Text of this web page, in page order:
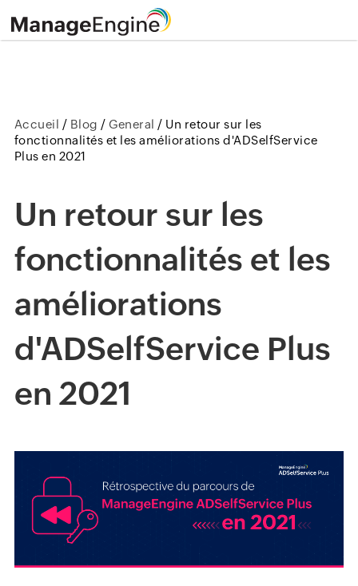
Accueil / Blog /General / Un retour sur les
fonctionnalités et les améliorations d'ADSelfService
Plus en 2021
Un retour sur les
fonctionnalités et les
améliorations
d'ADSelfService Plus
en 2021